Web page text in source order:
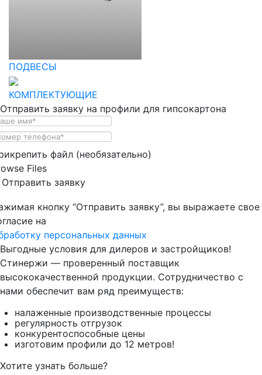
ПОДВЕСЫ
КОМПЛЕКТУЮЩИЕ
Отправить заявку на профили для гипсокартона
файл (необязательно)
Files
Отправить заявку
кнопку “Отправить заявку”, вы выражаете свое
на
персональных данных
Выгодные условия для дилеров и застройщиков!
Стинержи — проверенный поставщик
высококачественной продукции. Сотрудничество с
нами обеспечит вам ряд преимуществ:
налаженные производственные процессы
регулярность отгрузок
конкурентоспособные цены
изготовим профили до 12 метров!
Хотите узнать больше?